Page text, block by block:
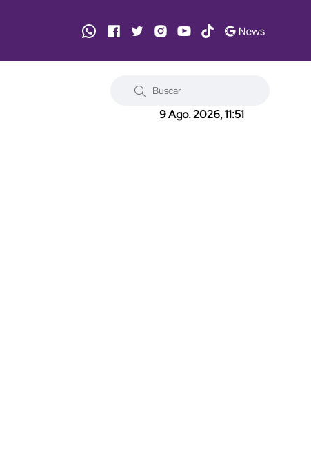
9 Ago. 2026, 11:51